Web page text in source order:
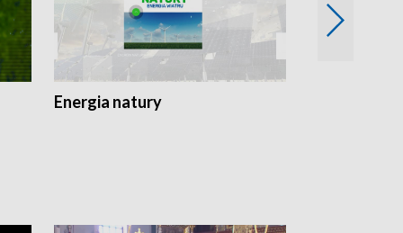
Energia natury